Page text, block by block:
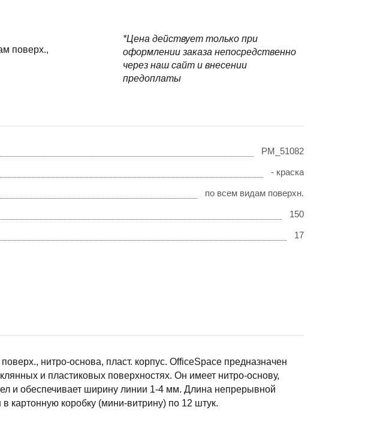
поверх.,
*Цена действует только при
оформлении заказа непосредственно
через наш сайт и внесении
предоплаты
PM_51082
- краска
по всем видам поверхн.
150
17
нитро-основа, пласт. корпус. OfficeSpace предназначен
и пластиковых поверхностях. Он имеет нитро-основу,
и обеспечивает ширину линии 1-4 мм. Длина непрерывной
картонную коробку (мини-витрину) по 12 штук.